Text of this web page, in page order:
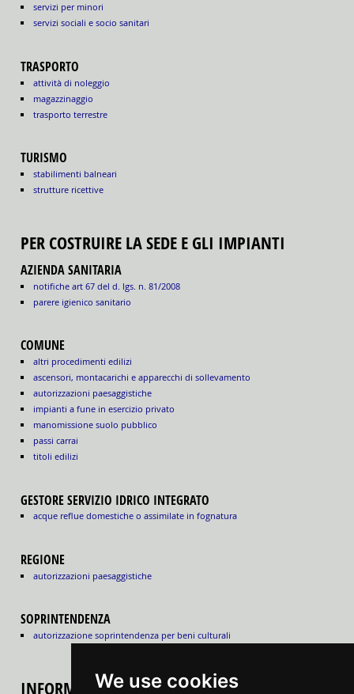
We use cookies
servizi per minori
servizi sociali e socio sanitari
TRASPORTO
attività di noleggio
magazzinaggio
trasporto terrestre
TURISMO
stabilimenti balneari
strutture ricettive
PER COSTRUIRE LA SEDE E GLI IMPIANTI
AZIENDA SANITARIA
notifiche art 67 del d. lgs. n. 81/2008
parere igienico sanitario
COMUNE
altri procedimenti edilizi
ascensori, montacarichi e apparecchi di sollevamento
autorizzazioni paesaggistiche
impianti a fune in esercizio privato
manomissione suolo pubblico
passi carrai
titoli edilizi
GESTORE SERVIZIO IDRICO INTEGRATO
acque reflue domestiche o assimilate in fognatura
REGIONE
autorizzazioni paesaggistiche
SOPRINTENDENZA
autorizzazione soprintendenza per beni culturali
INFORMAZIONI